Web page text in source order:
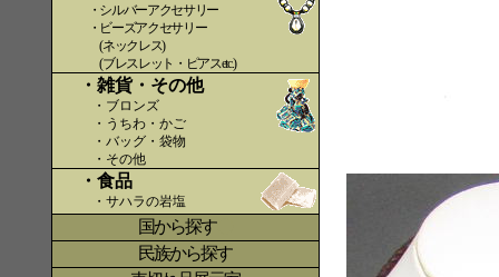
・シルバーアクセサリー
・ビーズアクセサリー
(ネックレス)
(ブレスレット・ピアスetc.)
・雑貨・その他
・ブロンズ
・うちわ・かご
・バッグ・袋物
・その他
・食品
・サハラの岩塩
国から探す〇
民族から探す